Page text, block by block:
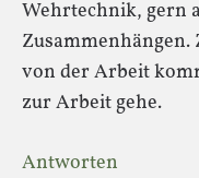
Wehrtechnik, gern
Zusammenhängen.
von der Arbeit
zur Arbeit gehe.
Antworten